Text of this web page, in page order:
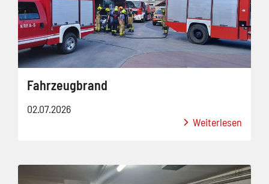
Fahrzeugbrand
02.07.2026
Weiterlesen